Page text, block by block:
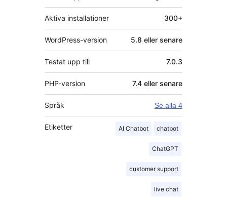
Aktiva installationer 300+
WordPress-version 5.8 eller senare
Testat upp till 7.0.3
PHP-version 7.4 eller senare
Språk Se alla 4
Etiketter AI Chatbot chatbot
ChatGPT
customer support
live chat